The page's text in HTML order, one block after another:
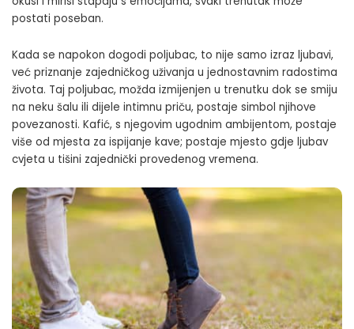
postati poseban.
Kada se napokon dogodi poljubac, to nije samo izraz ljubavi,
već priznanje zajedničkog uživanja u jednostavnim radostima
života. Taj poljubac, možda izmijenjen u trenutku dok se smiju
na neku šalu ili dijele intimnu priču, postaje simbol njihove
povezanosti. Kafić, s njegovim ugodnim ambijentom, postaje
više od mjesta za ispijanje kave; postaje mjesto gdje ljubav
cvjeta u tišini zajednički provedenog vremena.